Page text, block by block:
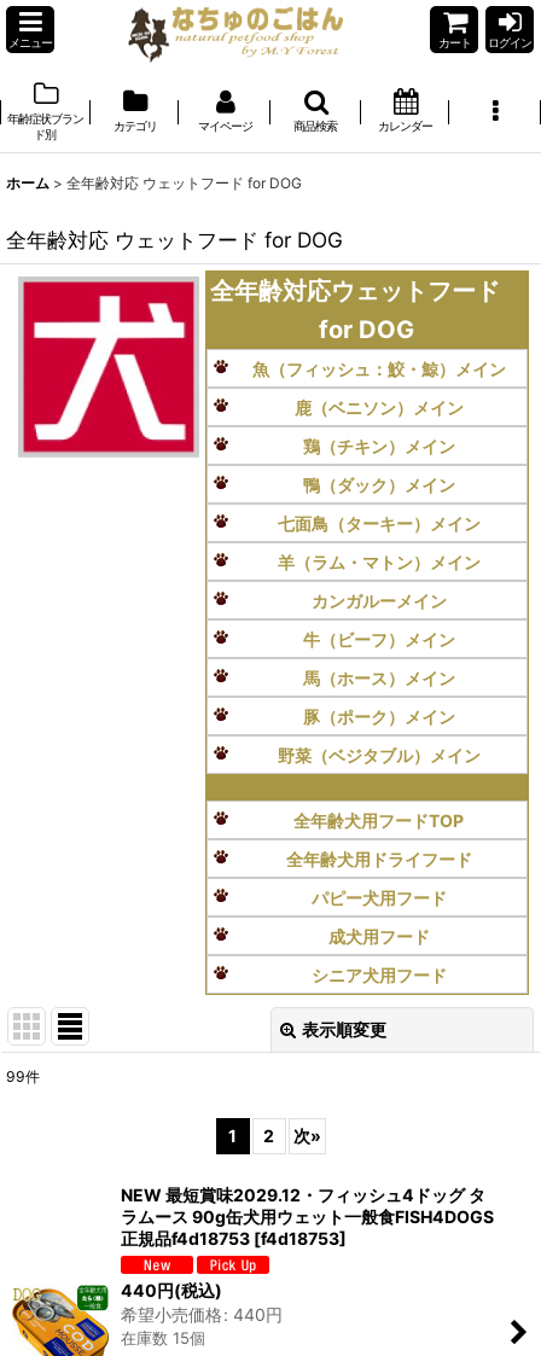
メニュー カート ログイン
年齢症状ブラン
ド別
カテゴリ マイページ 商品検索 カレンダー
ホーム > 全年齢対応 ウェットフード for DOG
全年齢対応 ウェットフード for DOG
全年齢対応ウェットフード
for DOG
魚（フィッシュ：鮫・鯨）メイン
鹿（ベニソン）メイン
鶏（チキン）メイン
鴨（ダック）メイン
七面鳥（ターキー）メイン
羊（ラム・マトン）メイン
カンガルーメイン
牛（ビーフ）メイン
馬（ホース）メイン
豚（ポーク）メイン
野菜（ベジタブル）メイン
全年齢犬用フードTOP
全年齢犬用ドライフード
パピー犬用フード
成犬用フード
シニア犬用フード
表示順変更
絞り込む
99件
1 2 次»
NEW 最短賞味2029.12・フィッシュ4ドッグ タ
ラムース 90g缶犬用ウェット一般食FISH4DOGS
正規品f4d18753 [f4d18753]
440 円(税込)
希望小売価格: 440円
在庫数 15個